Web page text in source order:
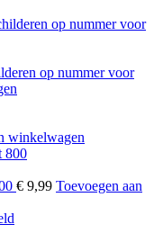
op nummer voor
winkelwagen
€ 9,99 Toevoegen aan